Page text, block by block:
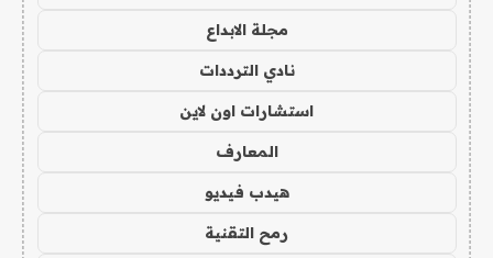
مجلة الابداع
نادي الترددات
استشارات اون لاين
المعارف
هيدب فيديو
رمح التقنية